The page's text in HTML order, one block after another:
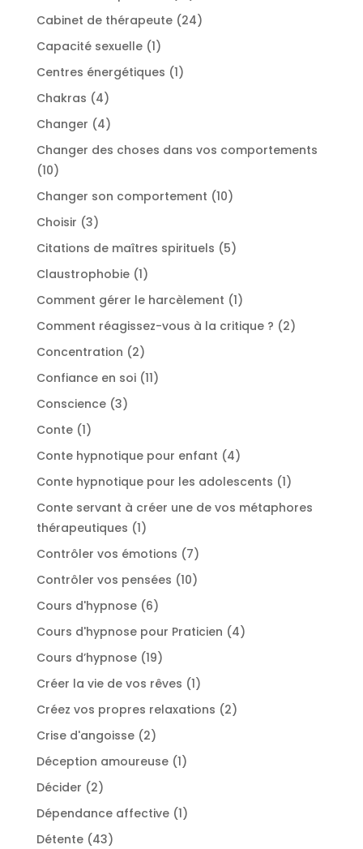
produits
Cabinet de thérapeute 2424
Capacité sexuelle 11
produit
Centres énergétiques 11
Chakras 44
produits
Changer 44
produits
Changer des choses dans vos comportements
1010
Changer son comportement 1010
Choisir 33
produits
Citations de maîtres spirituels 55
Claustrophobie 11
produit
Comment gérer le harcèlement 11
produit
Comment réagissez-vous à la critique ? 22
Concentration 22
produits
Confiance en soi 1111
Conscience 33
Conte 11
produit
Conte hypnotique pour enfant 44
produits
Conte hypnotique pour les adolescents 11
Conte servant à créer une de vos métaphores
thérapeutiques 11
produit
Contrôler vos émotions 77
produits
Contrôler vos pensées 1010
Cours d'hypnose 66
produits
Cours d'hypnose pour Praticien 44
Cours d’hypnose 1919
produits
Créer la vie de vos rêves 11
produit
Créez vos propres relaxations 22
Crise d'angoisse 22
produits
Déception amoureuse 11
Décider 22
produits
Dépendance affective 11
Détente 4343